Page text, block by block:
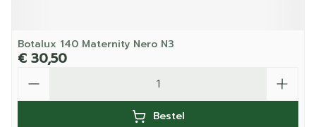
Botalux 140 Maternity Nero N3
€ 30,50
Bestel